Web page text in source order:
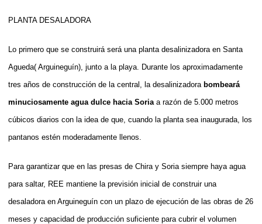
PLANTA DESALADORA
Lo primero que se construirá será una planta desalinizadora en Santa
Agueda( Arguineguín), junto a la playa. Durante los aproximadamente
tres años de construcción de la central, la desalinizadora bombeará
minuciosamente agua dulce hacia Soria a razón de 5.000 metros
cúbicos diarios con la idea de que, cuando la planta sea inaugurada, los
pantanos estén moderadamente llenos.
Para garantizar que en las presas de Chira y Soria siempre haya agua
para saltar, REE mantiene la previsión inicial de construir una
desaladora en Arguineguín con un plazo de ejecución de las obras de 26
meses y capacidad de producción suficiente para cubrir el volumen